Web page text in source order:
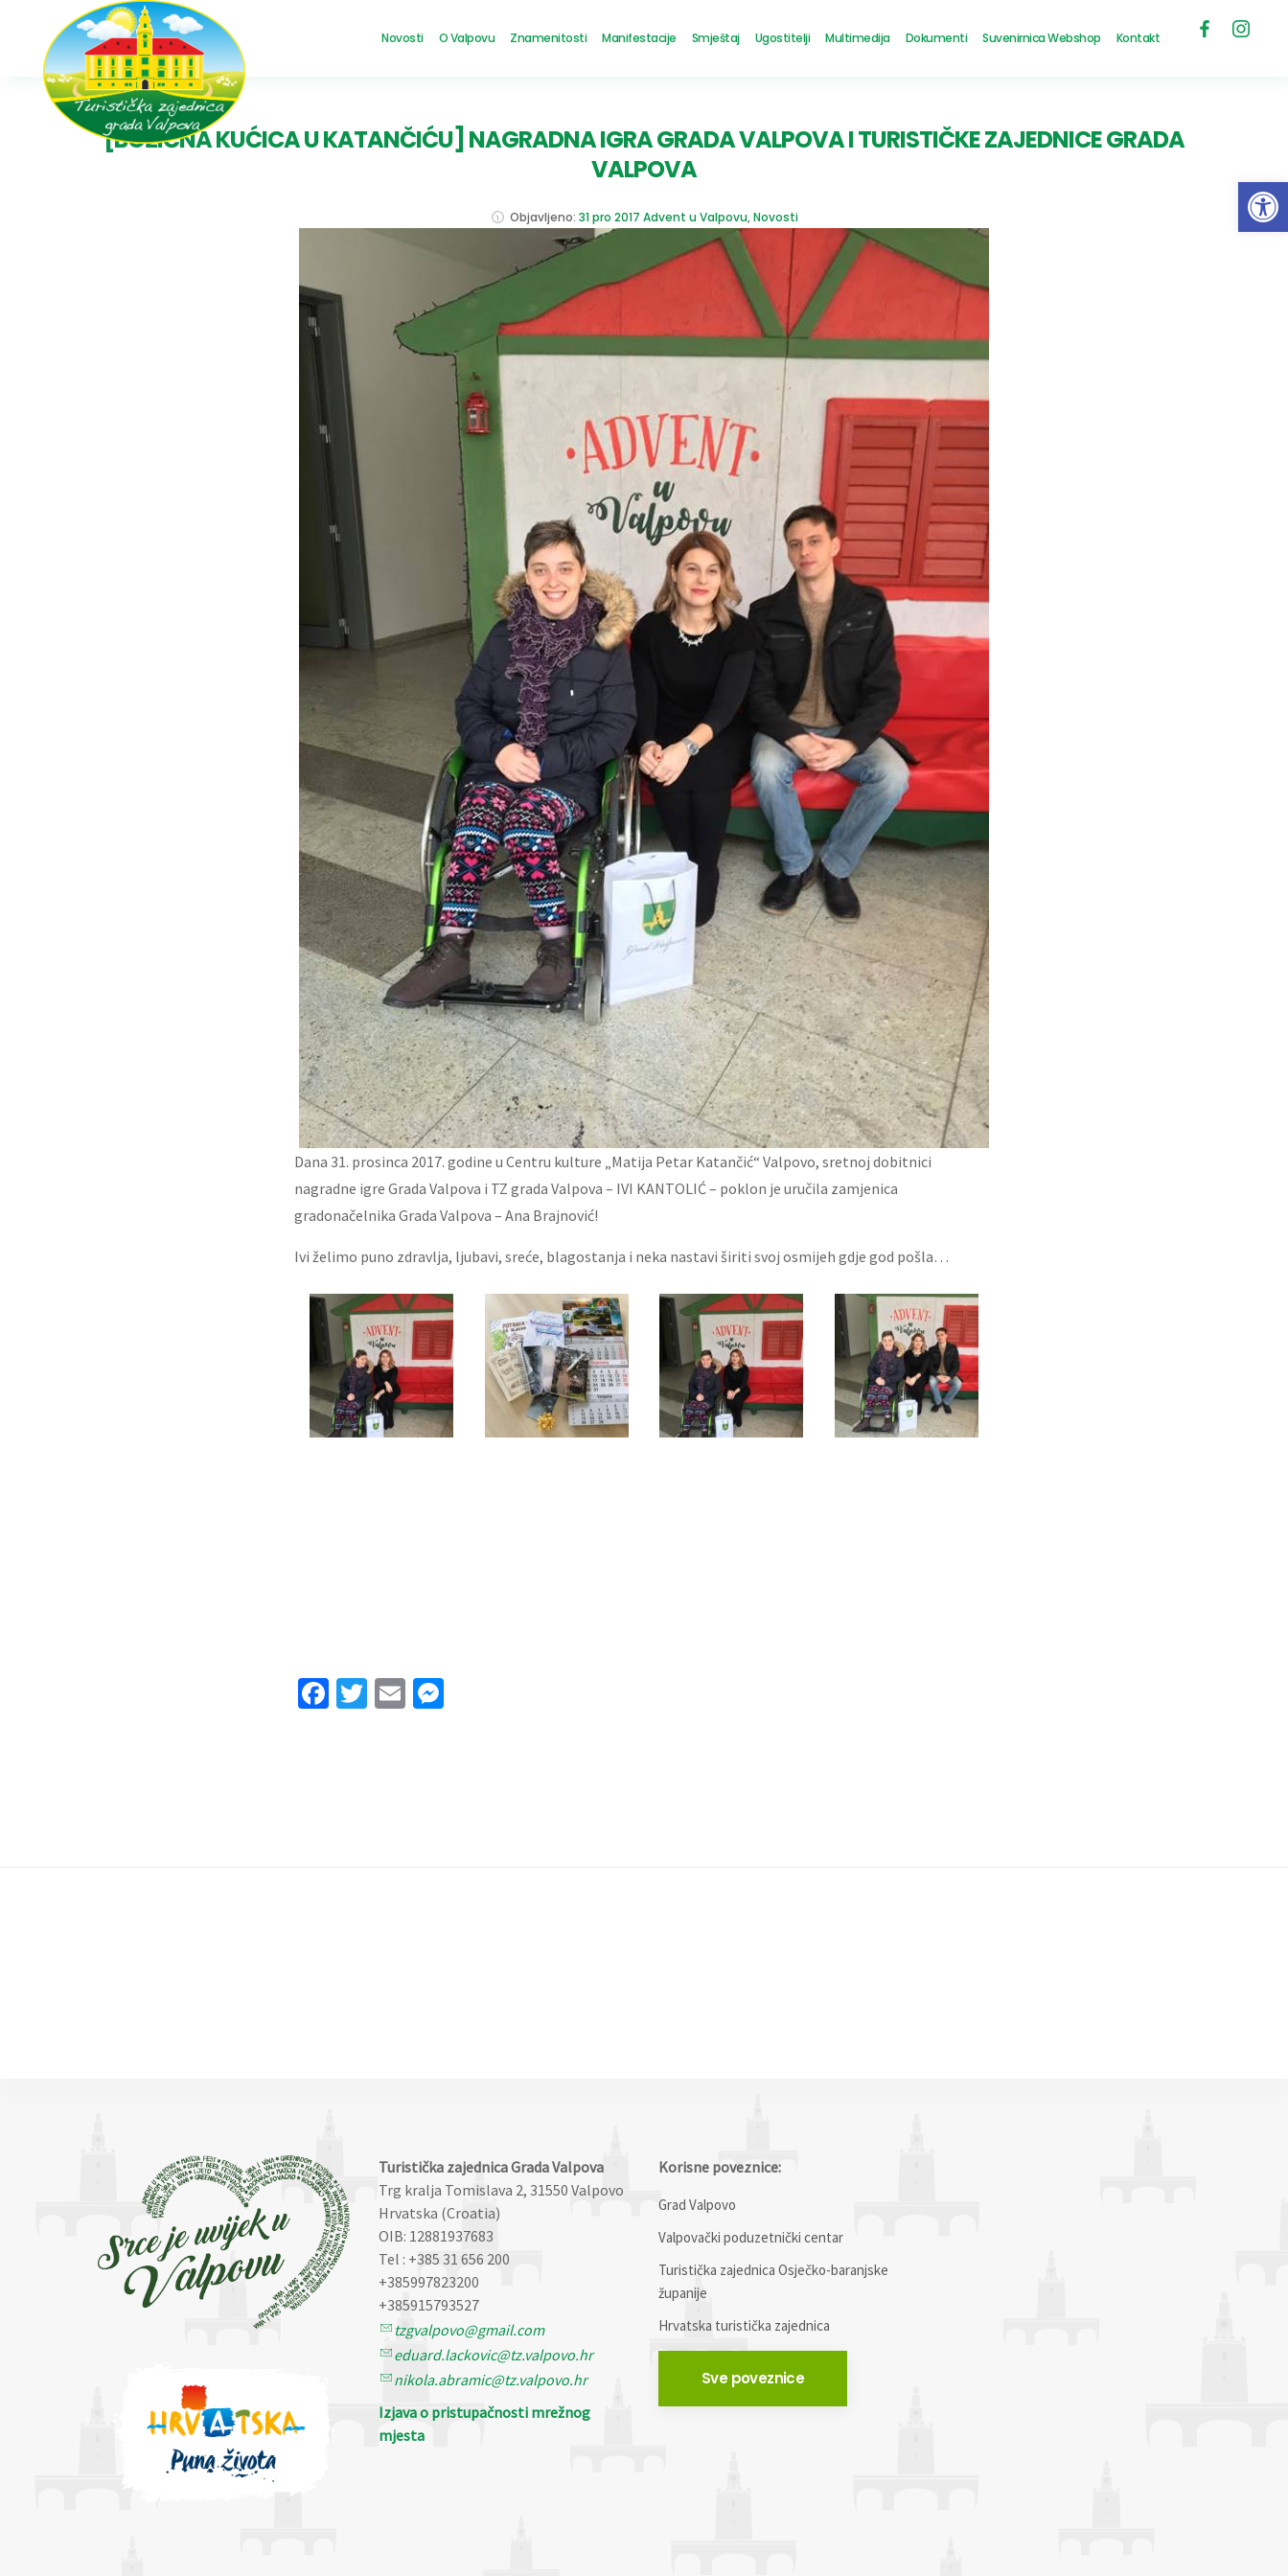
Novosti O Valpovu Znamenitosti Manifestacije Smještaj Ugostitelji Multimedija Dokumenti Suvenirnica Webshop Kontakt
[BOŽIĆNA KUĆICA U KATANČIĆU] NAGRADNA IGRA GRADA VALPOVA I TURISTIČKE ZAJEDNICE GRADA
VALPOVA
Objavljeno: 31 pro 2017 Advent u Valpovu,Novosti
Dana 31. prosinca 2017. godine u Centru kulture „Matija Petar Katančić“ Valpovo, sretnoj dobitnici
nagradne igre Grada Valpova i TZ grada Valpova – IVI KANTOLIĆ – poklon je uručila zamjenica
gradonačelnika Grada Valpova – Ana Brajnović!
Ivi želimo puno zdravlja, ljubavi, sreće, blagostanja i neka nastavi širiti svoj osmijeh gdje god pošla…
Facebook
Twitter
Email
Turistička zajednica Grada Valpova
Trg kralja Tomislava 2, 31550 Valpovo
Hrvatska (Croatia)
OIB: 12881937683
Tel : +385 31 656 200
+385997823200
+385915793527
tzgvalpovo@gmail.com
eduard.lackovic@tz.valpovo.hr
nikola.abramic@tz.valpovo.hr
Izjava o pristupačnosti mrežnog
mjesta
Korisne poveznice:
Grad Valpovo
Valpovački poduzetnički centar
Turistička zajednica Osječko-baranjske
županije
Hrvatska turistička zajednica
Sve poveznice